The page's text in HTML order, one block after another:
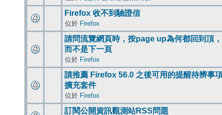
Firefox 收不到驗證信
位於 Firefox
請問流覽網頁時，按page up為何都回到頂，
而不是下一頁
位於 Firefox
請推薦 Firefox 56.0 之後可用的提醒待辨事
擴充套件
位於 Firefox
訂閱公開資訊觀測站RSS問題